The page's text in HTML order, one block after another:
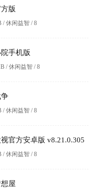
版
/ 休闲益智 /8
手机版
/ 休闲益智 /8
/ 休闲益智 /8
官方安卓版 v8.21.0.305
/ 休闲益智 /8
屋